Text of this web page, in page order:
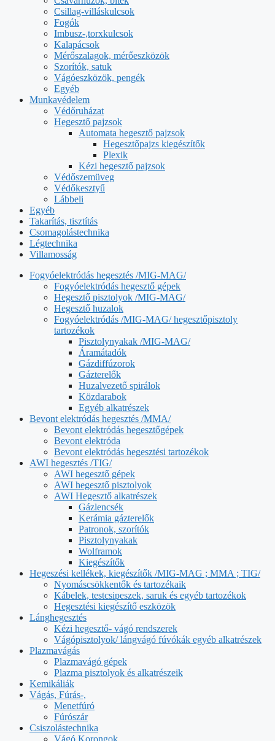
Csillag-villáskulcsok
Fogók
Imbusz-,torxkulcsok
Kalapácsok
Mérőszalagok, mérőeszközök
Szorítók, satuk
Vágóeszközök, pengék
Egyéb
Munkavédelem
Védőruházat
Hegesztő pajzsok
Automata hegesztő pajzsok
Hegesztőpajzs kiegészítők
Plexik
Kézi hegesztő pajzsok
Védőszemüveg
Védőkesztyű
Lábbeli
Egyéb
Takarítás, tisztítás
Csomagolástechnika
Légtechnika
Villamosság
Fogyóelektródás hegesztés /MIG-MAG/
Fogyóelektródás hegesztő gépek
Hegesztő pisztolyok /MIG-MAG/
Hegesztő huzalok
Fogyóelektródás /MIG-MAG/ hegesztőpisztoly
tartozékok
Pisztolynyakak /MIG-MAG/
Áramátadók
Gázdiffúzorok
Gázterelők
Huzalvezető spirálok
Közdarabok
Egyéb alkatrészek
Bevont elektródás hegesztés /MMA/
Bevont elektródás hegesztőgépek
Bevont elektróda
Bevont elektródás hegesztési tartozékok
AWI hegesztés /TIG/
AWI hegesztő gépek
AWI hegesztő pisztolyok
AWI Hegesztő alkatrészek
Gázlencsék
Kerámia gázterelők
Patronok, szorítók
Pisztolynyakak
Wolframok
Kiegészítők
Hegeszési kellékek, kiegészítők /MIG-MAG ; MMA ; TIG/
Nyomáscsökkentők és tartozékaik
Kábelek, testcsipeszek, saruk és egyéb tartozékok
Hegesztési kiegészítő eszközök
Lánghegesztés
Kézi hegesztő- vágó rendszerek
Vágópisztolyok/ lángvágó fúvókák egyéb alkatrészek
Plazmavágás
Plazmavágó gépek
Plazma pisztolyok és alkatrészeik
Kemikáliák
Vágás, Fúrás-,
Menetfúró
Fúrószár
Csiszolástechnika
Vágó Korongok